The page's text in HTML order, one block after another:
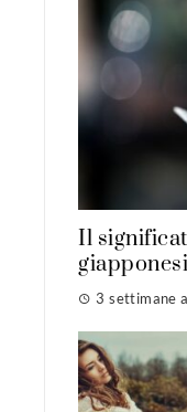
Il
giapponesi
3 settimane